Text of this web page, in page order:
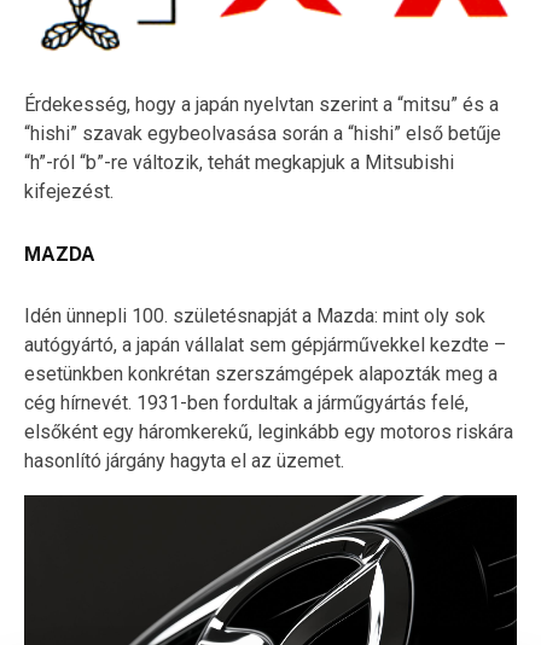
Érdekesség, hogy a japán nyelvtan szerint a “mitsu” és a
“hishi” szavak egybeolvasása során a “hishi” első betűje
“h”-ról “b”-re változik, tehát megkapjuk a Mitsubishi
kifejezést.
MAZDA
Idén ünnepli 100. születésnapját a Mazda: mint oly sok
autógyártó, a japán vállalat sem gépjárművekkel kezdte –
esetünkben konkrétan szerszámgépek alapozták meg a
cég hírnevét. 1931-ben fordultak a járműgyártás felé,
elsőként egy háromkerekű, leginkább egy motoros riskára
hasonlító járgány hagyta el az üzemet.